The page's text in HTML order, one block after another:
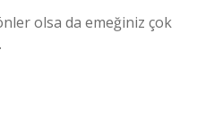
olsa da emeğiniz çok
.